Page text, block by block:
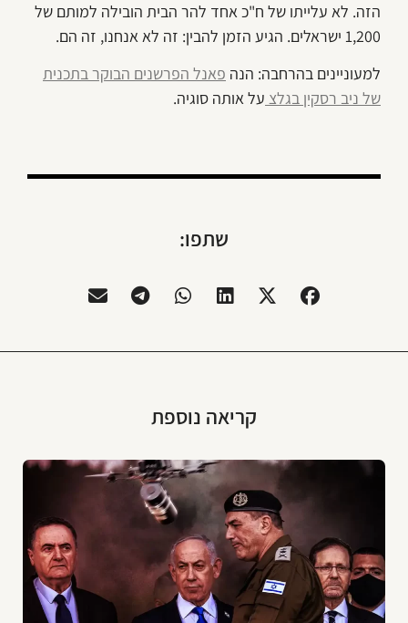
הזה. לא עלייתו של ח"כ אחד להר הבית הובילה למותם של
1,200 ישראלים. הגיע הזמן להבין: זה לא אנחנו, זה הם.
למעוניינים בהרחבה: הנה פאנל הפרשנים הבוקר בתכנית
של ניב רסקין בגלצ על אותה סוגיה.
שתפו:
קריאה נוספת